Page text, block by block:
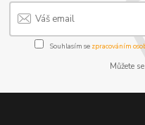
Souhlasím se zpracováním
Můžete